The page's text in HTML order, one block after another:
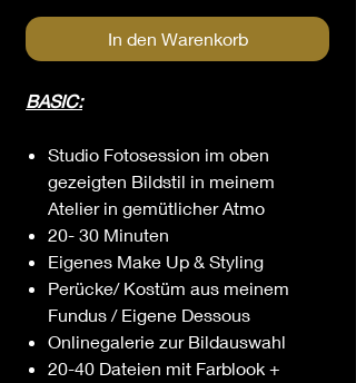
In den Warenkorb
BASIC:
Studio Fotosession im oben
gezeigten Bildstil in meinem
Atelier in gemütlicher Atmo
20- 30 Minuten
Eigenes Make Up & Styling
Perücke/ Kostüm aus meinem
Fundus / Eigene Dessous
Onlinegalerie zur Bildauswahl
20-40 Dateien mit Farblook +